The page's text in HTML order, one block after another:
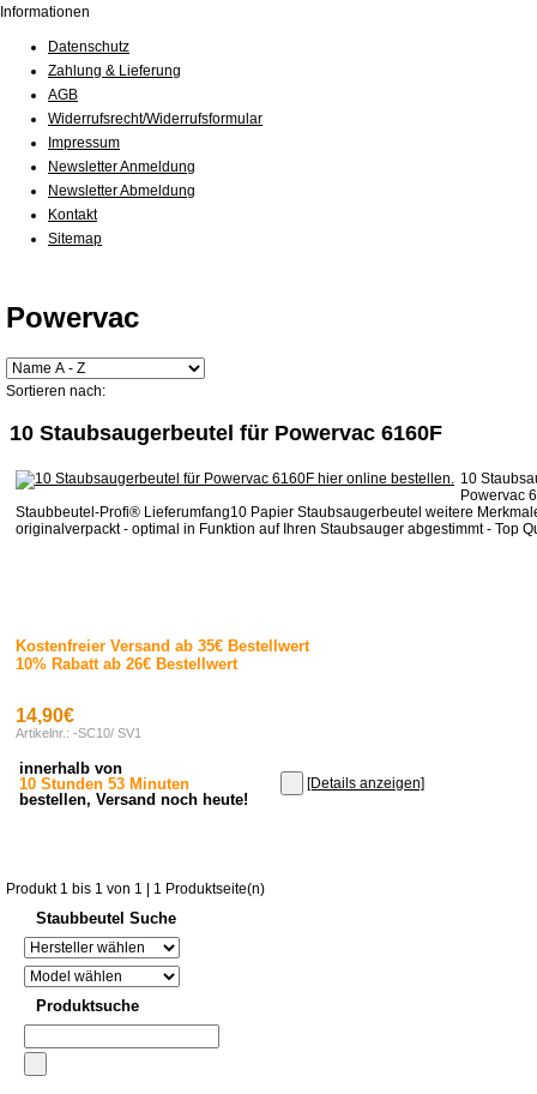
Informationen
Datenschutz
Zahlung & Lieferung
AGB
Widerrufsrecht/Widerrufsformular
Impressum
Newsletter Anmeldung
Newsletter Abmeldung
Kontakt
Sitemap
Powervac
Sortieren nach:
10 Staubsaugerbeutel für Powervac 6160F
10
Powervac
Staubbeutel-Profi® Lieferumfang10 Papier Staubsaugerbeutel weitere
originalverpackt - optimal in Funktion auf Ihren Staubsauger abgestimmt - Top
Kostenfreier Versand ab 35€ Bestellwert
10% Rabatt ab 26€ Bestellwert
14,90€
Artikelnr.: -SC10/ SV1
innerhalb von
10 Stunden 53 Minuten
bestellen, Versand noch heute!
[Details anzeigen]
Produkt 1 bis 1 von 1 | 1 Produktseite(n)
Staubbeutel Suche
Produktsuche